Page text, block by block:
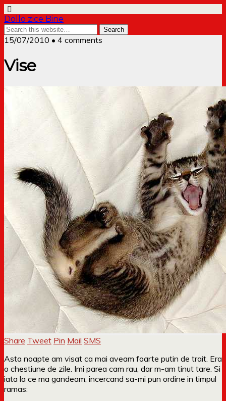
Dollo zice Bine
15/07/2010 • 4 comments
Vise
Share Tweet Pin Mail SMS
Asta noapte am visat ca mai aveam foarte putin de trait. Era
o chestiune de zile. Imi parea cam rau, dar m-am tinut tare. Si
iata la ce ma gandeam, incercand sa-mi pun ordine in timpul
ramas: